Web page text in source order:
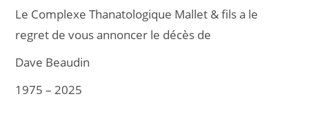
Le Complexe Thanatologique Mallet & fils a le
regret de vous annoncer le décès de
Dave Beaudin
1975 – 2025